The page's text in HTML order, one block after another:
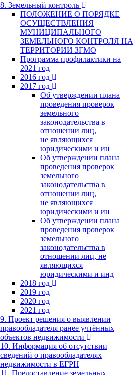
8. Земельный контроль
ПОЛОЖЕНИЕ О ПОРЯДКЕ
ОСУЩЕСТВЛЕНИЯ
МУНИЦИПАЛЬНОГО
ЗЕМЕЛЬНОГО КОНТРОЛЯ НА
ТЕРРИТОРИИ ЗГМО
Программа профилактики на
2021 год
2016 год
2017 год
Об утверждении плана
проведения проверок
земельного
законодательства в
отношении лиц,
не являющихся
юридическими и ин
Об утверждении плана
проведения проверок
земельного
законодательства в
отношении лиц,
не являющихся
юридическими и ин
Об утверждении плана
проведения проверок
земельного
законодательства в
отношении лиц, не
являющихся
юридическими и инд
2018 год
2019 год
2020 год
2021 год
9. Проект решения о выявлении
правообладателя ранее учтённых
объектов недвижимости
10. Информация об отсутствии
сведений о правообладателях
недвижимости в ЕГРН
11. Предоставление земельных